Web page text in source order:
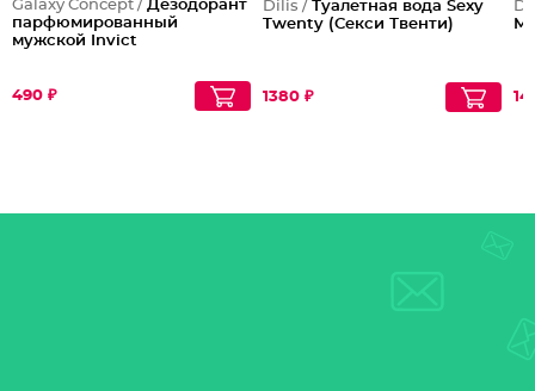
Galaxy Concept / Дезодорант
парфюмированный
мужской Invict
490 ₽
Dilis / Туалетная вода Sexy
Twenty (Секси Твенти)
1380 ₽